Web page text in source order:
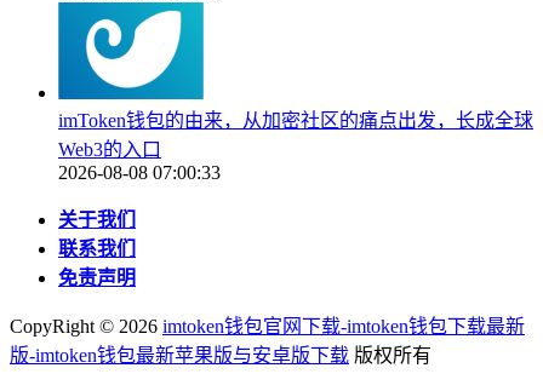
imToken钱包的由来，从加密社区的痛点出发，长成全球
Web3的入口
2026-08-08 07:00:33
关于我们
联系我们
免责声明
CopyRight © 2026 imtoken钱包官网下载-imtoken钱包下载最新
版-imtoken钱包最新苹果版与安卓版下载 版权所有